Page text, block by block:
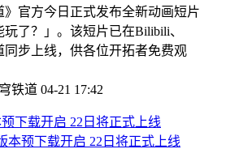
》官方今日正式发布全新动画短片
玩了？」。该短片已在Bilibili、
同步上线，供各位开拓者免费观
铁道 04-21 17:42
本预下载开启 22日将正式上线